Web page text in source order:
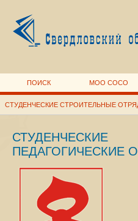
ПОИСК МОО СОСО
СТУДЕНЧЕСКИЕ СТРОИТЕЛЬНЫЕ
СТУДЕНЧЕСКИЕ
ПЕДАГОГИЧЕСКИЕ